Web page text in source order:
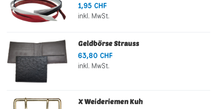
1,95 CHF
inkl. MwSt.
Geldbörse Strauss
63,80 CHF
inkl. MwSt.
X Weideriemen Kuh